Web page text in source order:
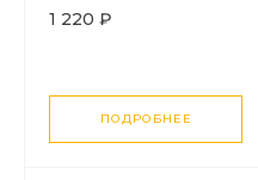
оранжевым
1 220 ₽
ПОДРОБНЕЕ